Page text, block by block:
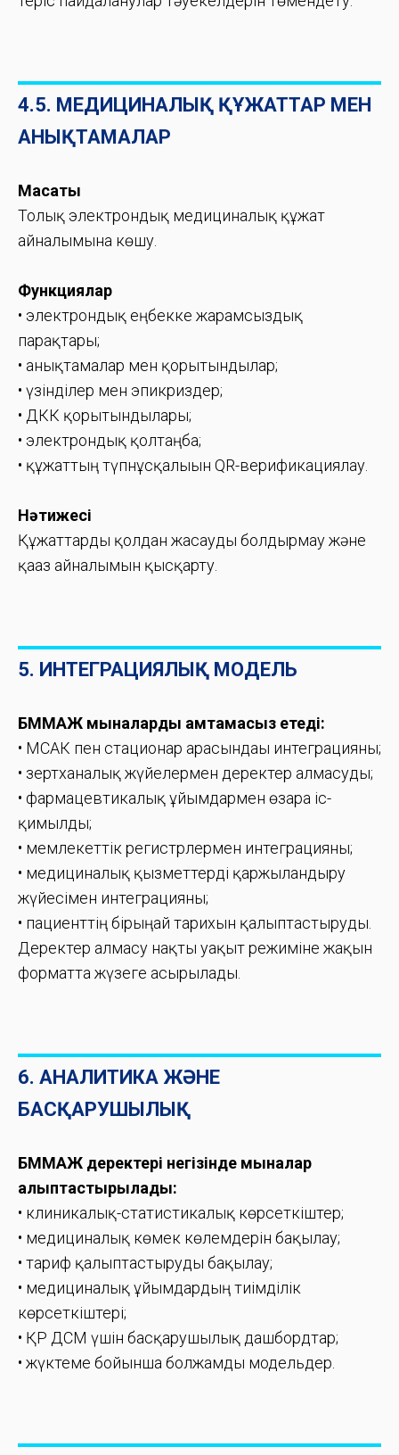
4.5. МЕДИЦИНАЛЫҚ ҚҰЖАТТАР МЕН
АНЫҚТАМАЛАР
Мақсаты
Толық электрондық медициналық құжат
айналымына көшу.
Функциялар
• электрондық еңбекке жарамсыздық
парақтары;
• анықтамалар мен қорытындылар;
• үзінділер мен эпикриздер;
• ДКК қорытындылары;
• электрондық қолтаңба;
• құжаттың түпнұсқалығын QR-верификациялау.
Нәтижесі
Құжаттарды қолдан жасауды болдырмау және
қағаз айналымын қысқарту.
5. ИНТЕГРАЦИЯЛЫҚ МОДЕЛЬ
БММАЖ мыналарды қамтамасыз етеді:
• МСАК пен стационар арасындағы интеграцияны;
• зертханалық жүйелермен деректер алмасуды;
• фармацевтикалық ұйымдармен өзара іс-
қимылды;
• мемлекеттік регистрлермен интеграцияны;
• медициналық қызметтерді қаржыландыру
жүйесімен интеграцияны;
• пациенттің бірыңғай тарихын қалыптастыруды.
Деректер алмасу нақты уақыт режиміне жақын
форматта жүзеге асырылады.
6. АНАЛИТИКА ЖӘНЕ
БАСҚАРУШЫЛЫҚ
БММАЖ деректері негізінде мыналар
қалыптастырылады:
• клиникалық-статистикалық көрсеткіштер;
• медициналық көмек көлемдерін бақылау;
• тариф қалыптастыруды бақылау;
• медициналық ұйымдардың тиімділік
көрсеткіштері;
• ҚР ДСМ үшін басқарушылық дашбордтар;
• жүктеме бойынша болжамды модельдер.